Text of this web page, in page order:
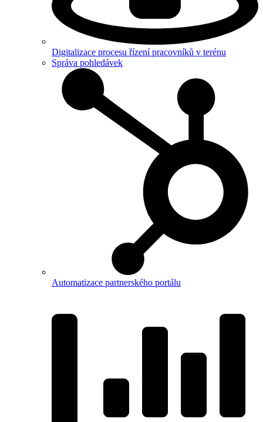
Digitalizace procesu řízení pracovníků v terénu
Správa pohledávek
Automatizace partnerského portálu